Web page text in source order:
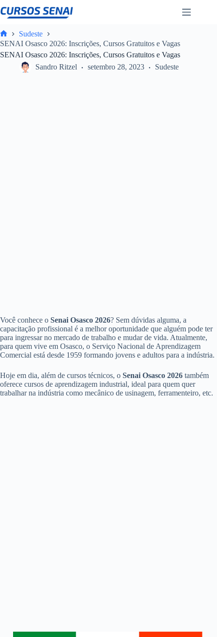
para
conteúdo
Home
Sudeste
SENAI Osasco 2026: Inscrições, Cursos Gratuitos e Vagas
SENAI Osasco 2026: Inscrições, Cursos Gratuitos e Vagas
Sandro Ritzel
setembro 28, 2023 Sudeste
Você conhece o Senai Osasco 2026? Sem dúvidas alguma, a
capacitação profissional é a melhor oportunidade que alguém pode ter
para ingressar no mercado de trabalho e mudar de vida. Atualmente,
para quem vive em Osasco, o Serviço Nacional de Aprendizagem
Comercial está desde 1959 formando jovens e adultos para a indústria.
Hoje em dia, além de cursos técnicos, o Senai Osasco 2026 também
oferece cursos de aprendizagem industrial, ideal para quem quer
trabalhar na indústria como mecânico de usinagem, ferramenteiro, etc.